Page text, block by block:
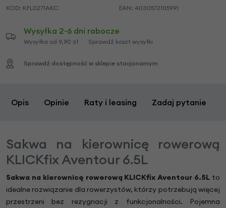
KOD: KFL0271AKC EAN: 4030572105991
Wysyłka 2-6 dni robocze
Wysyłka od 9,90 zł Sprawdź koszt wysyłki
Sprawdź dostępność w sklepie stacjonarnym
Opis Opinie Raty i leasing Zadaj pytanie
Sakwa na kierownicę rowerową
KLICKfix Aventour 6.5L
Sakwa na kierownicę rowerową KLICKfix Aventour 6.5L to
idealne rozwiązanie dla rowerzystów, którzy potrzebują więcej
przestrzeni bez rezygnacji z funkcjonalności. Pojemna